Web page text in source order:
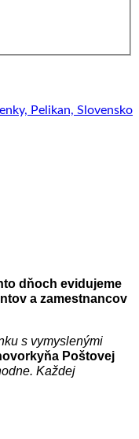
dňoch evidujeme
a zamestnancov
s vymyslenými
Poštovej
Každej